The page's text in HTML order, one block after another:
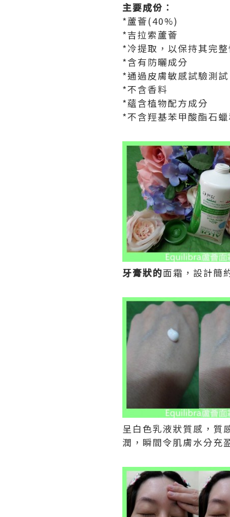
主要成份︰
*蘆薈(40%)
*吉拉索蘆薈
*冷提取，以保持其完整
*含有防曬成分
*通過皮膚敏感試驗測試
*不含香料
*蘊含植物配方成分
*不含羥基苯甲酸酯石
牙膏狀的面霜，設計簡
呈白色乳液狀質感，質
潤，瞬間令肌膚水分充